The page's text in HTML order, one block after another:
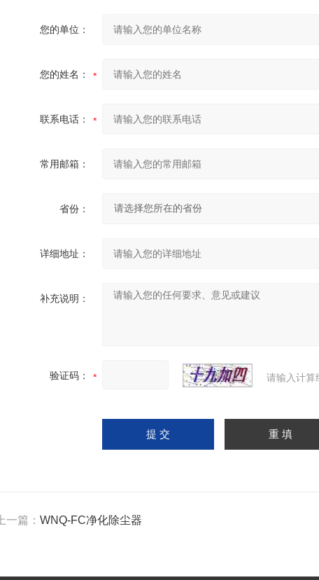
您的单位：
您的姓名：
联系电话：
常用邮箱：
省份：
详细地址：
补充说明：
验证码： 请输入计算
上一篇： WNQ-FC净化除尘器